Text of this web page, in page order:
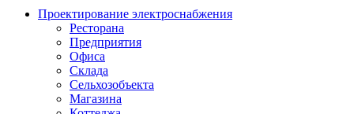
Проектирование электроснабжения
Ресторана
Предприятия
Офиса
Склада
Сельхозобъекта
Магазина